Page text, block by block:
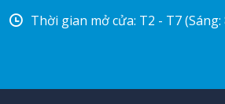
Thời gian mở cửa: T2 - T7